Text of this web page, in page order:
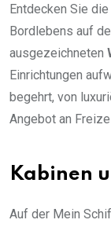
Entdecken Sie
Bordlebens auf
ausgezeichneten
Einrichtungen
begehrt, von
Angebot an
Kabinen
Auf der Mein